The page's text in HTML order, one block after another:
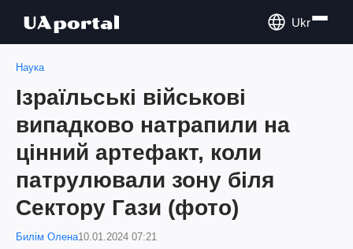
Ukr
Наука
Ізраїльські військові
випадково натрапили на
цінний артефакт, коли
патрулювали зону біля
Сектору Гази (фото)
Билім Олена10.01.2024 07:21